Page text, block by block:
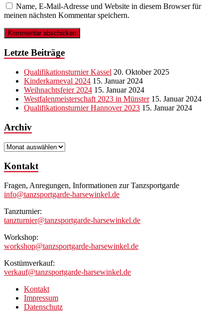
Name, E-Mail-Adresse und Website in diesem Browser für
meinen nächsten Kommentar speichern.
Letzte Beiträge
Qualifikationsturnier Kassel 20. Oktober 2025
Kinderkarneval 2024 15. Januar 2024
Weihnachtsfeier 2024 15. Januar 2024
Westfalenmeisterschaft 2023 in Münster 15. Januar 2024
Qualifikationsturnier Hannover 2023 15. Januar 2024
Archiv
Archiv
Kontakt
Fragen, Anregungen, Informationen zur Tanzsportgarde
info@tanzsportgarde-harsewinkel.de
Tanzturnier:
tanzturnier@tanzsportgarde-harsewinkel.de
Workshop:
workshop@tanzsportgarde-harsewinkel.de
Kostümverkauf:
verkauf@tanzsportgarde-harsewinkel.de
Kontakt
Impressum
Datenschutz